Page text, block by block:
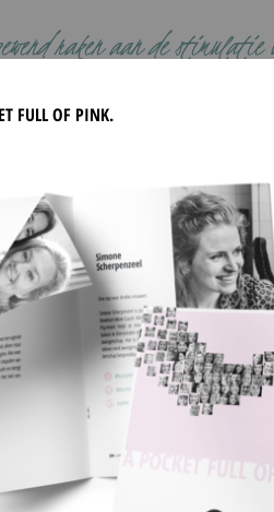
raken aan de
DEEL DIT
FULL OF PINK.